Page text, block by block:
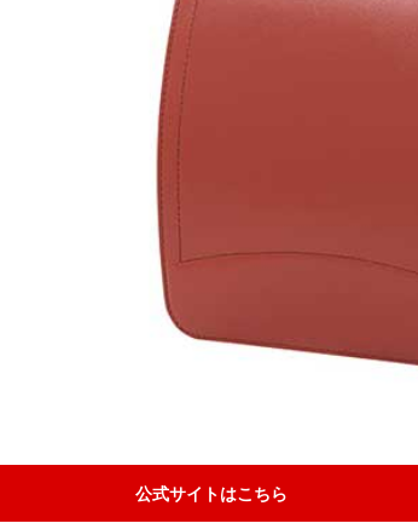
公式サイトはこちら